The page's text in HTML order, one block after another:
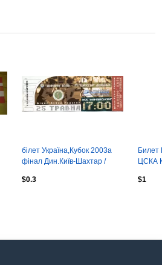
білет Україна,Кубок 2003a
фінал Дин.Київ-Шахтар /
$0.3
Билет
ЦСКА
$1